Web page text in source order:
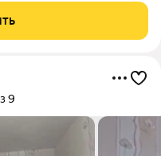
пpoживaния, так и для
9